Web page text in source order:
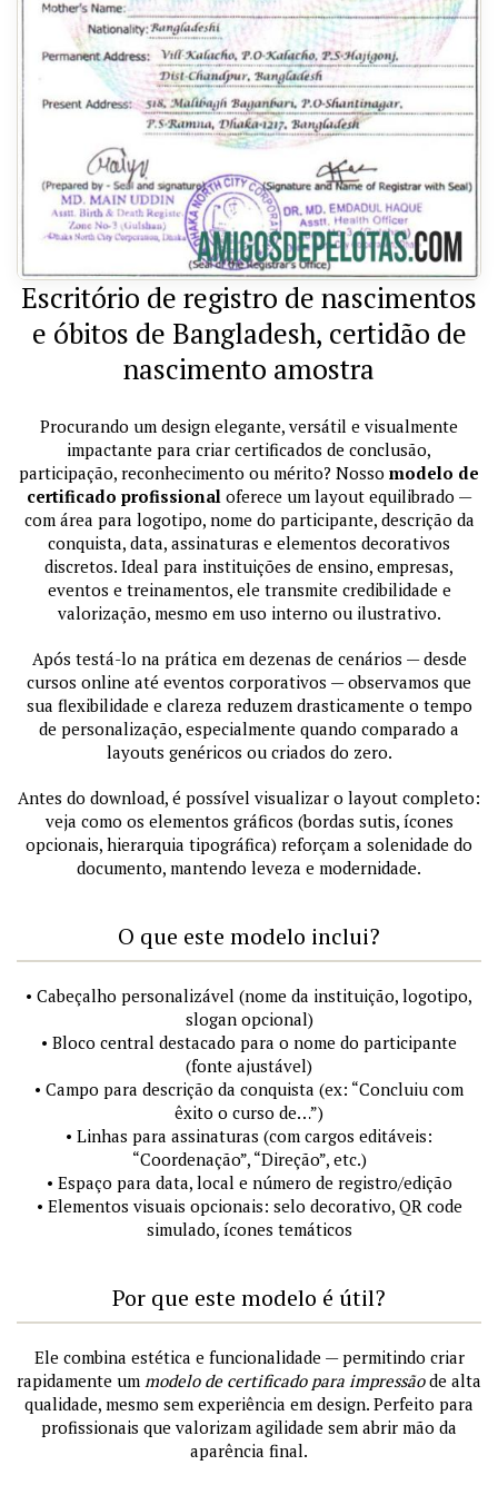
Escritório de registro de nascimentos
e óbitos de Bangladesh, certidão de
nascimento amostra
Procurando um design elegante, versátil e visualmente
impactante para criar certificados de conclusão,
participação, reconhecimento ou mérito? Nosso modelo de
certificado profissional oferece um layout equilibrado —
com área para logotipo, nome do participante, descrição da
conquista, data, assinaturas e elementos decorativos
discretos. Ideal para instituições de ensino, empresas,
eventos e treinamentos, ele transmite credibilidade e
valorização, mesmo em uso interno ou ilustrativo.
Após testá-lo na prática em dezenas de cenários — desde
cursos online até eventos corporativos — observamos que
sua flexibilidade e clareza reduzem drasticamente o tempo
de personalização, especialmente quando comparado a
layouts genéricos ou criados do zero.
Antes do download, é possível visualizar o layout completo:
veja como os elementos gráficos (bordas sutis, ícones
opcionais, hierarquia tipográfica) reforçam a solenidade do
documento, mantendo leveza e modernidade.
O que este modelo inclui?
• Cabeçalho personalizável (nome da instituição, logotipo,
slogan opcional)
• Bloco central destacado para o nome do participante
(fonte ajustável)
• Campo para descrição da conquista (ex: “Concluiu com
êxito o curso de…”)
• Linhas para assinaturas (com cargos editáveis:
“Coordenação”, “Direção”, etc.)
• Espaço para data, local e número de registro/edição
• Elementos visuais opcionais: selo decorativo, QR code
simulado, ícones temáticos
Por que este modelo é útil?
Ele combina estética e funcionalidade — permitindo criar
rapidamente um modelo de certificado para impressãode alta
qualidade, mesmo sem experiência em design. Perfeito para
profissionais que valorizam agilidade sem abrir mão da
aparência final.